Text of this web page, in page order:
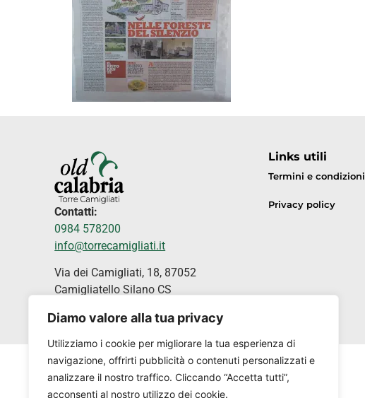
Diamo valore alla tua privacy
Utilizziamo i cookie per migliorare la tua esperienza di
navigazione, offrirti pubblicità o contenuti personalizzati e
analizzare il nostro traffico. Cliccando “Accetta tutti”,
acconsenti al nostro utilizzo dei cookie.
Contatti:
0984 578200
info@torrecamigliati.it
Via dei Camigliati, 18, 87052
Camigliatello Silano CS
Links utili
Termini e condizioni
Privacy policy